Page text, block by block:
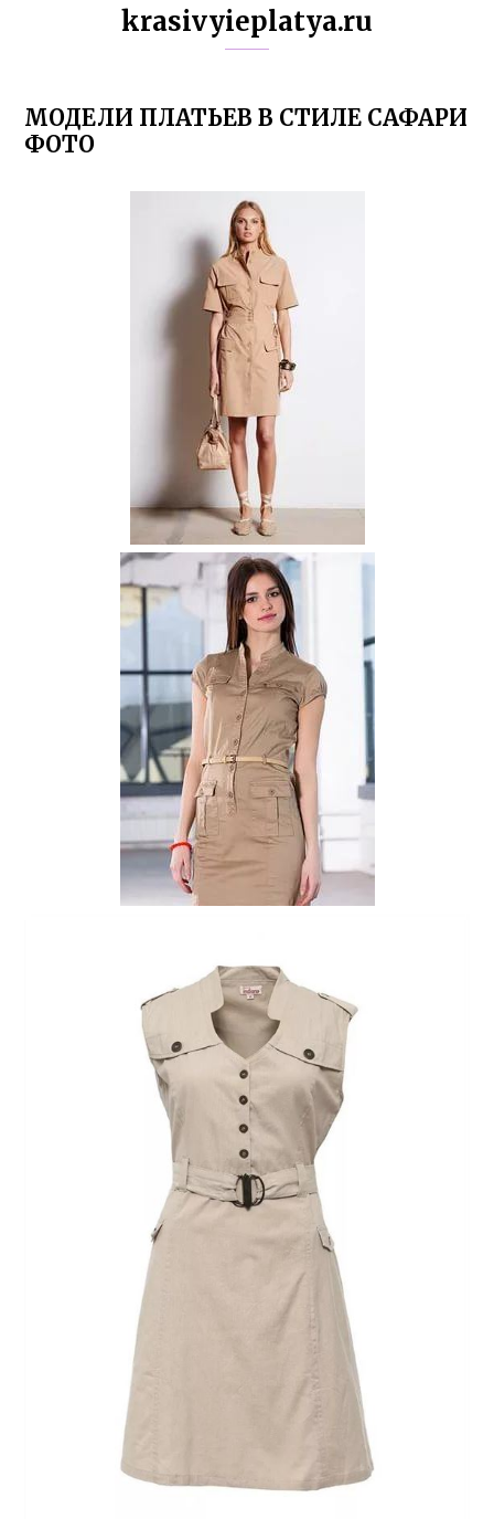
krasivyieplatya.ru
МОДЕЛИ ПЛАТЬЕВ В СТИЛЕ САФАРИ
ФОТО